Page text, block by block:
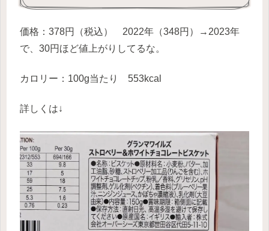
価格：378円（税込） 2022年（348円）→2023年
で、30円ほど値上がりしてるな。
カロリー：100g当たり 553kcal
詳しくは↓